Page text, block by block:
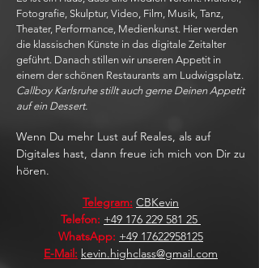
Fotografie, Skulptur, Video, Film, Musik, Tanz,
Theater, Performance, Medienkunst. Hier werden
die klassischen Künste in das digitale Zeitalter
geführt. Danach stillen wir unseren Appetit in
einem der schönen Restaurants am Ludwigsplatz.
Callboy Karlsruhe stillt auch gerne Deinen Appetit
auf ein Dessert.
Wenn Du mehr Lust auf Reales, als auf
Digitales hast, dann freue ich mich von Dir zu
hören.
Telegram: CBKevin
Telefon: +49 176 229 581 25
WhatsApp: +49 17622958125
E-Mail: kevin.highclass@gmail.com